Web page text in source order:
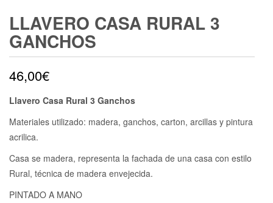
LLAVERO CASA RURAL 3
GANCHOS
46,00€
Llavero Casa Rural 3 Ganchos
Materiales utilizado: madera, ganchos, carton, arcillas y pintura
acrilica.
Casa se madera, representa la fachada de una casa con estilo
Rural, técnica de madera envejecida.
PINTADO A MANO